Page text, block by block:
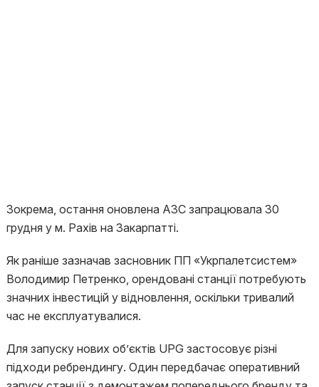
Зокрема, остання оновлена АЗС запрацювала 30
грудня у м. Рахів на Закарпатті.
Як раніше зазначав засновник ПП «Укрпалетсистем»
Володимир Петренко, орендовані станції потребують
значних інвестицій у відновлення, оскільки тривалий
час не експлуатувалися.
Для запуску нових об’єктів UPG застосовує різні
підходи ребрендингу. Один передбачає оперативний